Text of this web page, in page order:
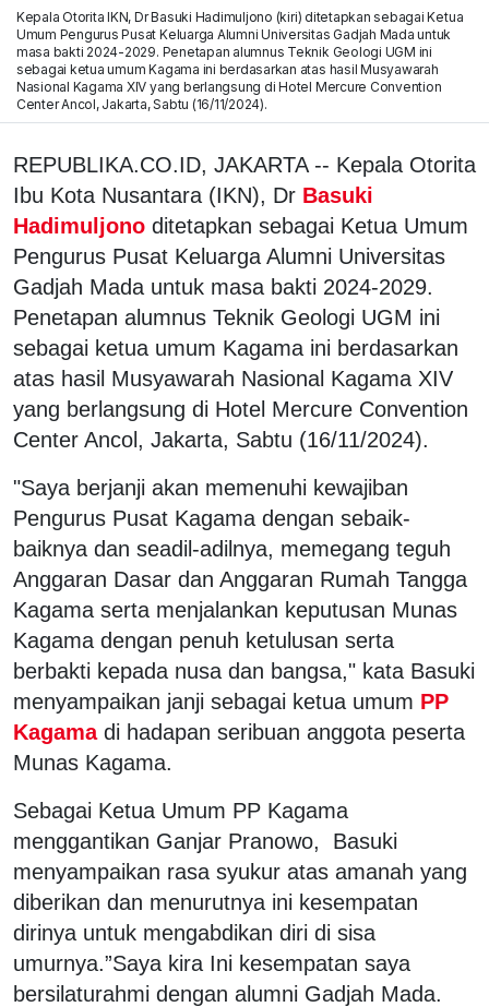
Kepala Otorita IKN, Dr Basuki Hadimuljono (kiri) ditetapkan sebagai Ketua
Umum Pengurus Pusat Keluarga Alumni Universitas Gadjah Mada untuk
masa bakti 2024-2029. Penetapan alumnus Teknik Geologi UGM ini
sebagai ketua umum Kagama ini berdasarkan atas hasil Musyawarah
Nasional Kagama XIV yang berlangsung di Hotel Mercure Convention
Center Ancol, Jakarta, Sabtu (16/11/2024).
REPUBLIKA.CO.ID, JAKARTA -- Kepala Otorita
Ibu Kota Nusantara (IKN), Dr Basuki
Hadimuljono ditetapkan sebagai Ketua Umum
Pengurus Pusat Keluarga Alumni Universitas
Gadjah Mada untuk masa bakti 2024-2029.
Penetapan alumnus Teknik Geologi UGM ini
sebagai ketua umum Kagama ini berdasarkan
atas hasil Musyawarah Nasional Kagama XIV
yang berlangsung di Hotel Mercure Convention
Center Ancol, Jakarta, Sabtu (16/11/2024).
"Saya berjanji akan memenuhi kewajiban
Pengurus Pusat Kagama dengan sebaik-
baiknya dan seadil-adilnya, memegang teguh
Anggaran Dasar dan Anggaran Rumah Tangga
Kagama serta menjalankan keputusan Munas
Kagama dengan penuh ketulusan serta
berbakti kepada nusa dan bangsa," kata Basuki
menyampaikan janji sebagai ketua umum PP
Kagama di hadapan seribuan anggota peserta
Munas Kagama.
Sebagai Ketua Umum PP Kagama
menggantikan Ganjar Pranowo, Basuki
menyampaikan rasa syukur atas amanah yang
diberikan dan menurutnya ini kesempatan
dirinya untuk mengabdikan diri di sisa
umurnya.”Saya kira Ini kesempatan saya
bersilaturahmi dengan alumni Gadjah Mada.